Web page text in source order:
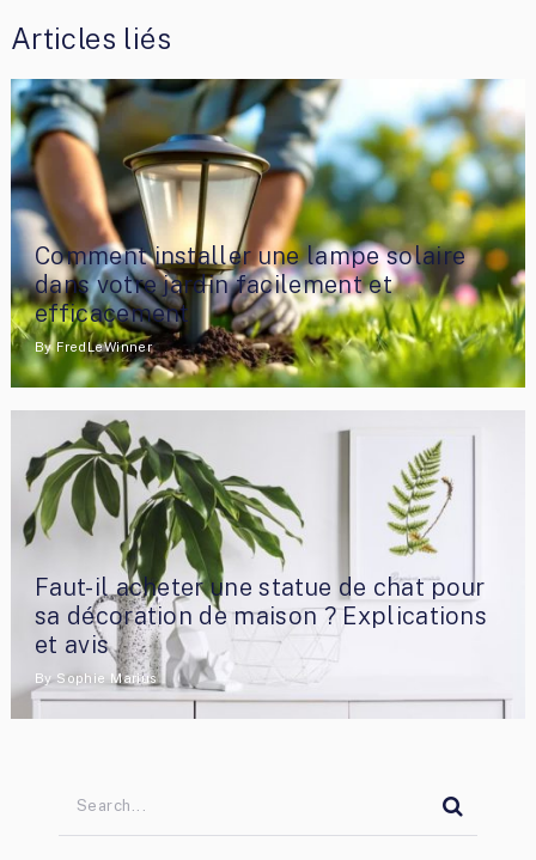
Articles liés
Comment installer une lampe solaire
dans votre jardin facilement et
efficacement
ByFredLeWinner
Faut-il acheter une statue de chat pour
sa décoration de maison ? Explications
et avis
By Sophie Marius